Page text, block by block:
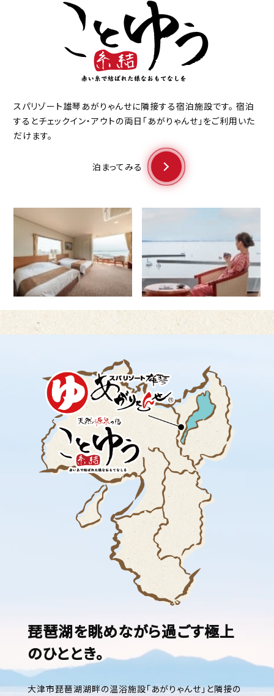
スパリゾート雄琴あがりゃんせに隣接する宿泊施設です。 宿泊
するとチェックイン・アウトの両日「あがりゃんせ」をご利用いた
だけます。
泊まってみる
琵琶湖を眺めながら過ごす極上
のひととき。
大津市琵琶湖湖畔の温浴施設「あがりゃんせ」と隣接の